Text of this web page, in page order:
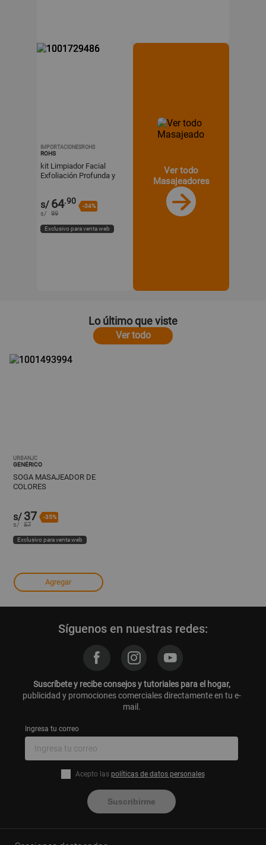
IMPORTACIONESROHS
ROHS
kit Limpiador Facial
Exfoliación Profunda y
s/ 64.90
-34%
s/ 99
Exclusivo para venta web
Ver todo
Masajeadores
Lo último que viste
Ver todo
URBANJC
GENÉRICO
SOGA MASAJEADOR DE
COLORES
s/ 37 -35%
s/ 57
Exclusivo para venta web
Agregar
Síguenos en nuestras redes:
Suscríbete y recibe consejos y tutoriales para el hogar,
publicidad y promociones comerciales directamente en tu e-
mail.
Ingresa tu correo
Acepto las políticas de datos personales
Suscribirme